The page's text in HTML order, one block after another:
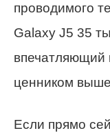
проводимого
Galaxy J5 35
впечатляющий
ценником
Если прямо